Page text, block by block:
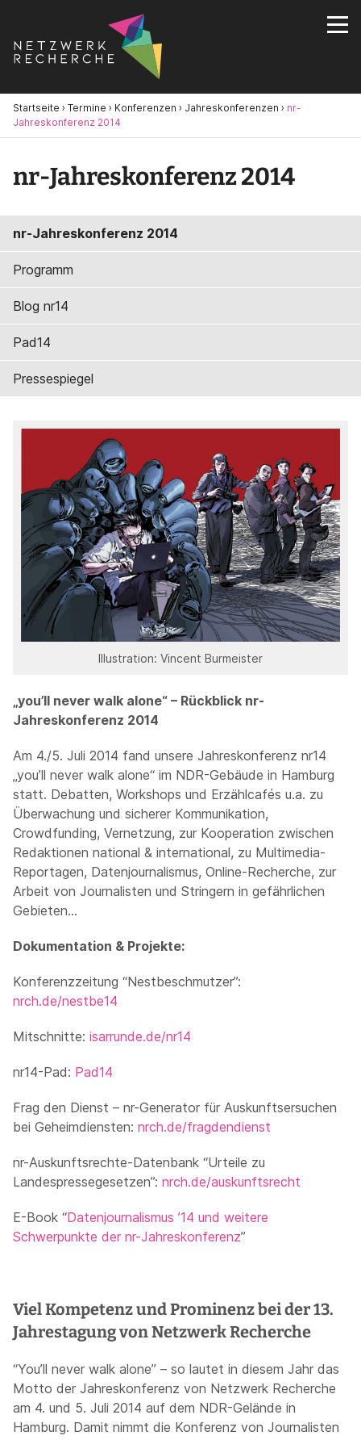
Startseite › Termine › Konferenzen › Jahreskonferenzen › nr-
Jahreskonferenz 2014
nr-Jahreskonferenz 2014
nr-Jahreskonferenz 2014
Programm
Blog nr14
Pad14
Pressespiegel
Illustration: Vincent Burmeister
„you’ll never walk alone“ – Rückblick nr-
Jahreskonferenz 2014
Am 4./5. Juli 2014 fand unsere Jahreskonferenz nr14
„you’ll never walk alone“ im NDR-Gebäude in Hamburg
statt. Debatten, Workshops und Erzählcafés u.a. zu
Überwachung und sicherer Kommunikation,
Crowdfunding, Vernetzung, zur Kooperation zwischen
Redaktionen national & international, zu Multimedia-
Reportagen, Datenjournalismus, Online-Recherche, zur
Arbeit von Journalisten und Stringern in gefährlichen
Gebieten…
Dokumentation & Projekte:
Konferenzzeitung “Nestbeschmutzer”:
nrch.de/nestbe14
Mitschnitte: isarrunde.de/nr14
nr14-Pad: Pad14
Frag den Dienst – nr-Generator für Auskunftsersuchen
bei Geheimdiensten: nrch.de/fragdendienst
nr-Auskunftsrechte-Datenbank “Urteile zu
Landespressegesetzen”: nrch.de/auskunftsrecht
E-Book “Datenjournalismus ’14 und weitere
Schwerpunkte der nr-Jahreskonferenz”
Viel Kompetenz und Prominenz bei der 13.
Jahrestagung von Netzwerk Recherche
“You’ll never walk alone” – so lautet in diesem Jahr das
Motto der Jahreskonferenz von Netzwerk Recherche
am 4. und 5. Juli 2014 auf dem NDR-Gelände in
Hamburg. Damit nimmt die Konferenz von Journalisten